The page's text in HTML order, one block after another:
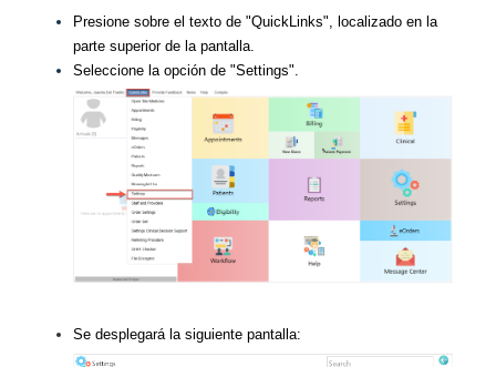
Presione sobre el texto de "QuickLinks", localizado en la
parte superior de la pantalla.
Seleccione la opción de "Settings".
Se desplegará la siguiente pantalla: